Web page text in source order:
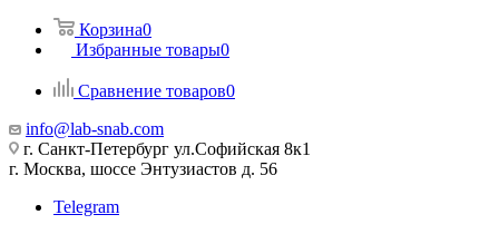
Корзина0
Избранные товары0
Сравнение товаров0
info@lab-snab.com
г. Санкт-Петербург ул.Софийская 8к1
г. Москва, шоссе Энтузиастов д. 56
Telegram